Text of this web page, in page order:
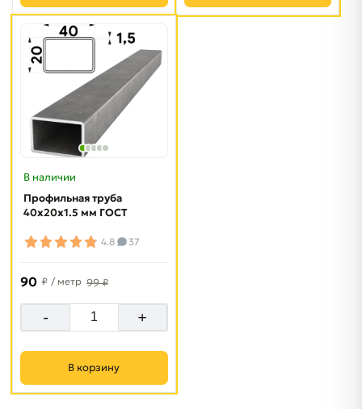
В наличии
Профильная труба
40х20х1.5 мм ГОСТ
4.8 37
90 ₽ / метр 99 ₽
- +
В корзину